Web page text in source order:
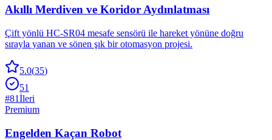
Akıllı Merdiven ve Koridor Aydınlatması
Çift yönlü HC-SR04 mesafe sensörü ile hareket yönüne doğru
sırayla yanan ve sönen şık bir otomasyon projesi.
5.0(35)
51
#81İleri
Premium
Engelden Kaçan Robot